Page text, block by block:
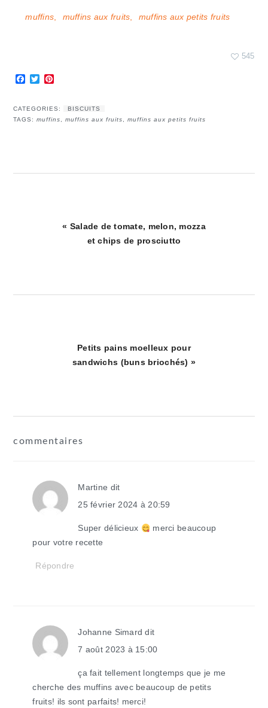
muffins, muffins aux fruits, muffins aux petits fruits
545
Facebook
Twitter
CATEGORIES:
BISCUITS
TAGS:muffins,muffins aux fruits,muffins aux petits fruits
Article
précédent
« Salade de tomate, melon, mozza
et chips de prosciutto
Article
suivant
Petits pains moelleux pour
sandwichs (buns briochés) »
lecteur
commentaires
Martine dit
25 février 2024 à 20:59
Super délicieux
merci beaucoup
pour votre recette
Répondre
Johanne Simard dit
7 août 2023 à 15:00
ça fait tellement longtemps que je me
cherche des muffins avec beaucoup de petits
fruits! ils sont parfaits! merci!